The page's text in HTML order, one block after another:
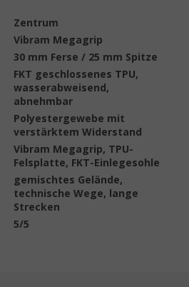
Zentrum
Vibram Megagrip
30 mm Ferse / 25 mm Spitze
FKT geschlossenes TPU,
wasserabweisend,
abnehmbar
Polyestergewebe mit
verstärktem Widerstand
Vibram Megagrip, TPU-
Felsplatte, FKT-Einlegesohle
gemischtes Gelände,
technische Wege, lange
Strecken
5/5